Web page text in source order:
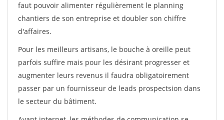
faut pouvoir alimenter régulièrement le planning
chantiers de son entreprise et doubler son chiffre
d'affaires.
Pour les meilleurs artisans, le bouche à oreille peut
parfois suffire mais pour les désirant progresser et
augmenter leurs revenus il faudra obligatoirement
passer par un fournisseur de leads prospectsion dans
le secteur du bâtiment.